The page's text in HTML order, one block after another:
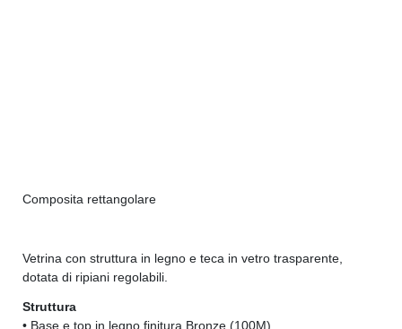
Composita rettangolare
Vetrina con struttura in legno e teca in vetro trasparente,
dotata di ripiani regolabili.
Struttura
• Base e top in legno finitura Bronze (100M)